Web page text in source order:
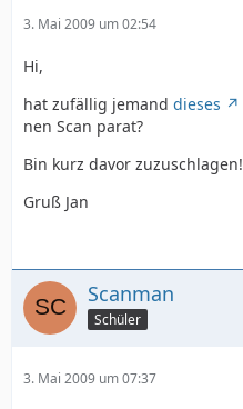
3. Mai 2009 um 02:54
Hi,
hat zufällig jemand dieses
nen Scan parat?
Bin kurz davor zuzuschlagen!
Gruß Jan
Scanman
Schüler
3. Mai 2009 um 07:37